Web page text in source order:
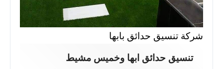
شركة تنسيق حدائق بابها
تنسيق حدائق ابها وخميس مشيط